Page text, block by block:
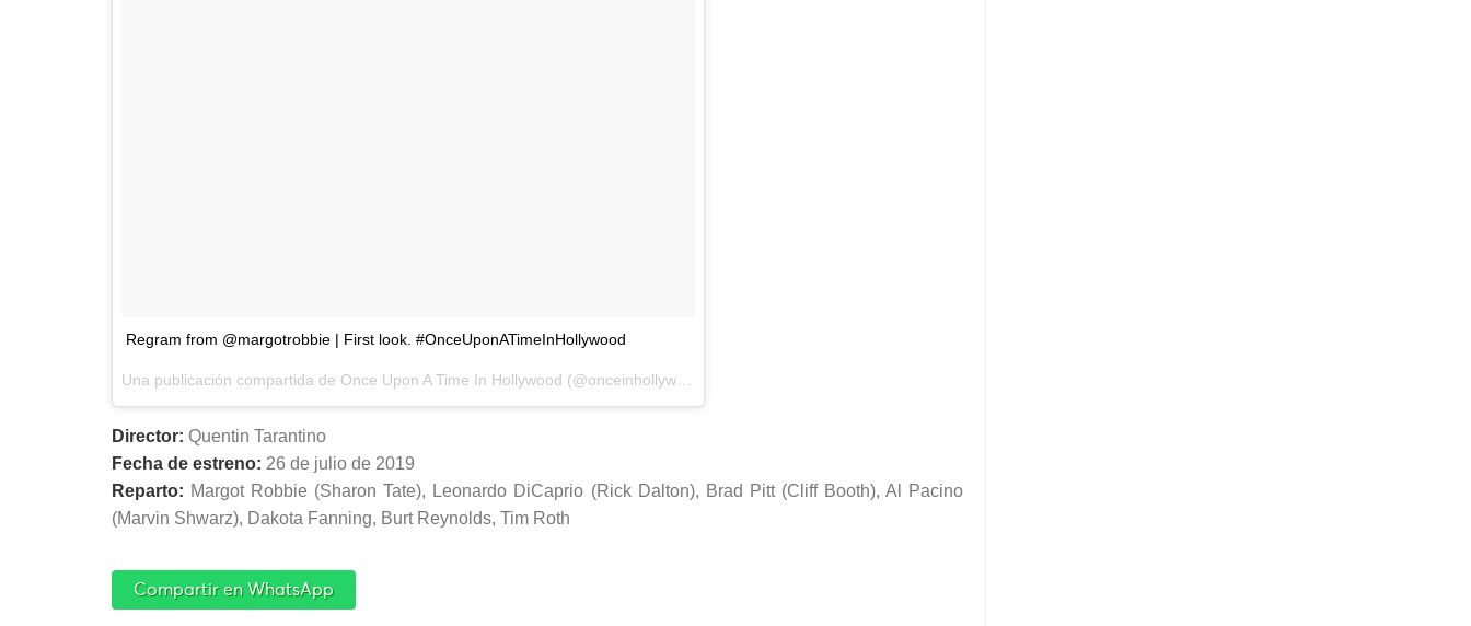
Regram from @margotrobbie | First look. #OnceUponATimeInHollywood
Una publicación compartida de Once Upon A Time In Hollywood (@onceinhollywood) el
Director: Quentin Tarantino
Fecha de estreno: 26 de julio de 2019
Reparto: Margot Robbie (Sharon Tate), Leonardo DiCaprio (Rick Dalton), Brad Pitt (Cliff Booth), Al Pacino
(Marvin Shwarz), Dakota Fanning, Burt Reynolds, Tim Roth
Compartir en WhatsApp